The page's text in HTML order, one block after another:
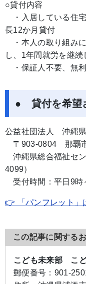
○貸付内容
・入居している住
長12か月貸付
・本人の取り組み
し、1年間就労を継
・保証人不要、無
● 貸付を希望
公益社団法人 沖縄
〒903-0804 那覇
沖縄県総合福祉セ
4099）
受付時間：平日9時
👉 「パンフレット」
この記事に関する
こども未来部 こ
郵便番号： 901-